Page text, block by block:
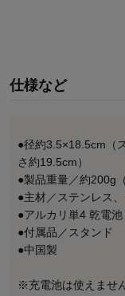
仕様など
●径約3.5×18.5cm（
さ約19.5cm）
●製品重量／約200g
●主材／ステンレス
●アルカリ単4 乾電池
●付属品／スタンド
●中国製
※充電池は使えません